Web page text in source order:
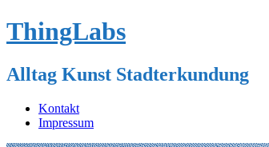
ThingLabs
Alltag Kunst Stadterkundung
Kontakt
Impressum